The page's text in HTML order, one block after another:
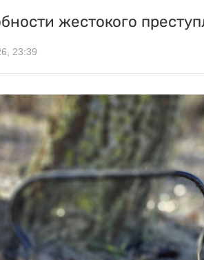
жестокого
23:39